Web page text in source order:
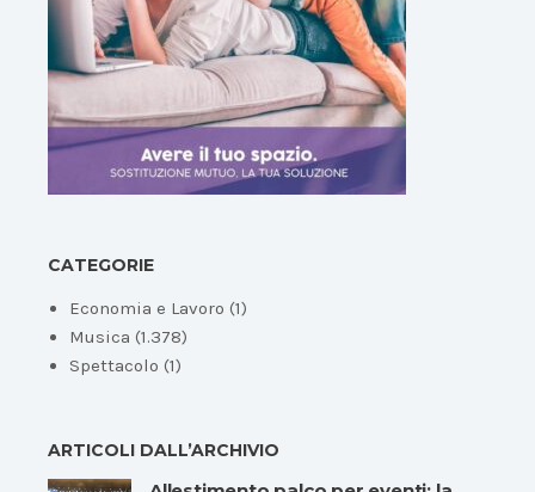
CATEGORIE
Economia e Lavoro (1)
Musica (1.378)
Spettacolo (1)
ARTICOLI DALL’ARCHIVIO